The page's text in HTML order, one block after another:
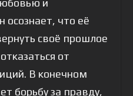
и
осознает, что её
своё прошлое
от
В конечном
борьбу за правду,